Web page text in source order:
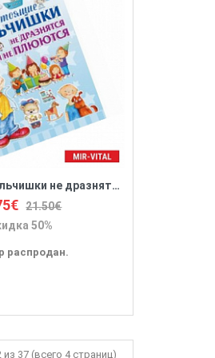
Настоящие мальчишки не дразнятся и не плюются
21.50€
50%
распродан.
37 (всего 4 страниц)